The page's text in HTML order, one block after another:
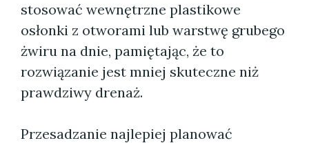
stosować wewnętrzne plastikowe
osłonki z otworami lub warstwę grubego
żwiru na dnie, pamiętając, że to
rozwiązanie jest mniej skuteczne niż
prawdziwy drenaż.
Przesadzanie najlepiej planować